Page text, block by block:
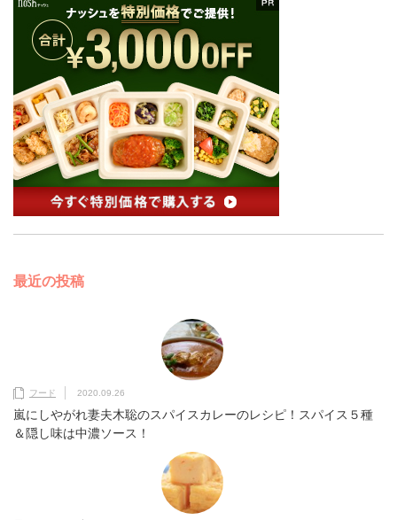
最近の投稿
フード 2020.09.26
嵐にしやがれ妻夫木聡のスパイスカレーのレシピ！スパイス５種
＆隠し味は中濃ソース！